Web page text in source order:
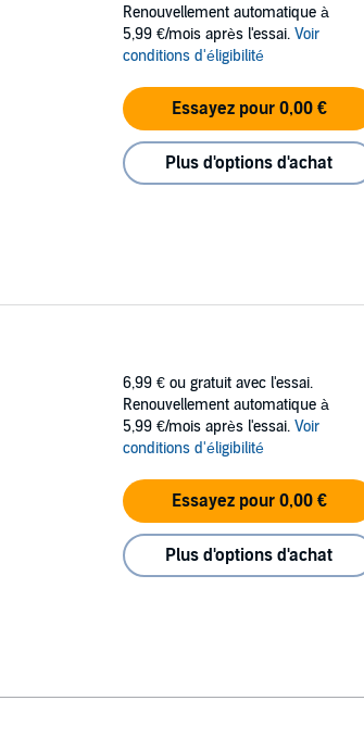
Renouvellement automatique à
5,99 €/mois après l'essai. Voir
conditions d'éligibilité
Essayez pour 0,00 €
Plus d'options d'achat
6,99 € ou gratuit avec l'essai.
Renouvellement automatique à
5,99 €/mois après l'essai. Voir
conditions d'éligibilité
Essayez pour 0,00 €
Plus d'options d'achat